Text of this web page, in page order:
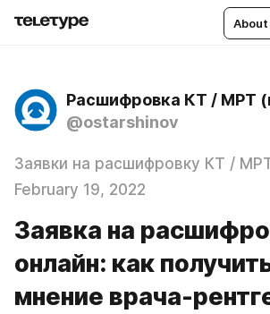
@ostarshinov
Заявки на расшифровку КТ /
February 19, 2022
Заявка на
онлайн: как
мнение врача-